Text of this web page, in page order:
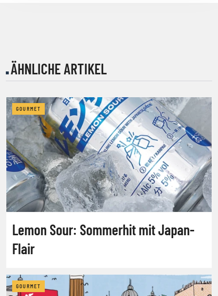
ÄHNLICHE ARTIKEL
GOURMET
Lemon Sour: Sommerhit mit Japan-
Flair
GOURMET